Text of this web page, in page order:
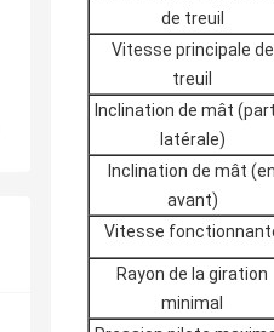
de treuil
Vitesse principale de
treuil
Inclination de mât
latérale)
Inclination de mât (en
avant)
Vitesse
Rayon de la giration
minimal